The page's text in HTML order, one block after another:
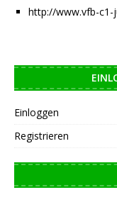
http://www.vfb-c1-
Einloggen
Registrieren